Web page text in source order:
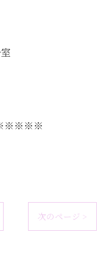
次のページ >